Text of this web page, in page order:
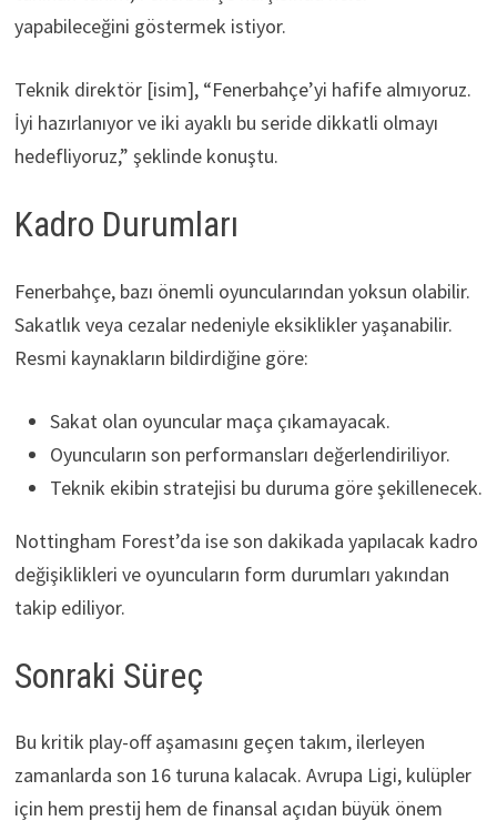
yapabileceğini göstermek istiyor.
Teknik direktör [isim], “Fenerbahçe’yi hafife almıyoruz.
İyi hazırlanıyor ve iki ayaklı bu seride dikkatli olmayı
hedefliyoruz,” şeklinde konuştu.
Kadro Durumları
Fenerbahçe, bazı önemli oyuncularından yoksun olabilir.
Sakatlık veya cezalar nedeniyle eksiklikler yaşanabilir.
Resmi kaynakların bildirdiğine göre:
Sakat olan oyuncular maça çıkamayacak.
Oyuncuların son performansları değerlendiriliyor.
Teknik ekibin stratejisi bu duruma göre şekillenecek.
Nottingham Forest’da ise son dakikada yapılacak kadro
değişiklikleri ve oyuncuların form durumları yakından
takip ediliyor.
Sonraki Süreç
Bu kritik play-off aşamasını geçen takım, ilerleyen
zamanlarda son 16 turuna kalacak. Avrupa Ligi, kulüpler
için hem prestij hem de finansal açıdan büyük önem